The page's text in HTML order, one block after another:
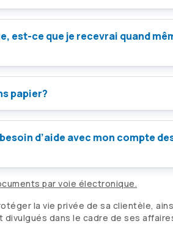
est-ce que je recevrai quand
papier?
d’aide avec mon compte
par voie électronique.
la vie privée de sa clientèle,
dans le cadre de ses